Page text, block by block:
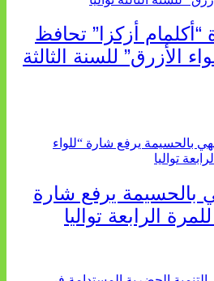
أزكزا” تحافظ
الأزرق” للسنة الثالثة
بالحسيمة يرفع شارة
الرابعة تواليا